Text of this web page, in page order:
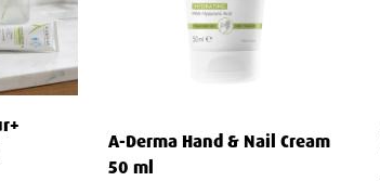
A-Derma Hand & Nail Cream
50 ml